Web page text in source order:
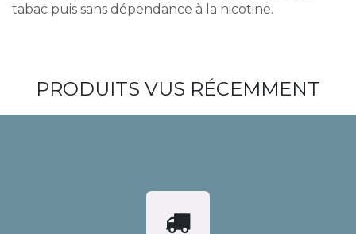
tabac puis sans dépendance à la nicotine.
PRODUITS VUS RÉCEMMENT